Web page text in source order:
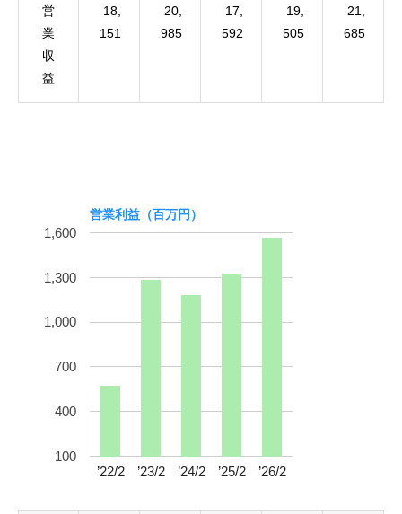
営
業
収
益
18,
151
20,
985
17,
592
19,
505
21,
685
営業利益（百万円）
’22/2 ’23/2 ’24/2 ’25/2 ’26/2
100
400
700
1,000
1,300
1,600